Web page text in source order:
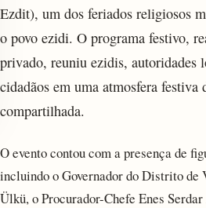
Ezdit), um dos feriados religiosos
o povo ezidi. O programa festivo,
privado, reuniu ezidis, autoridades
cidadãos em uma atmosfera festiva
compartilhada.
O evento contou com a presença de
incluindo o Governador do Distrito de
Ülkü, o Procurador-Chefe Enes